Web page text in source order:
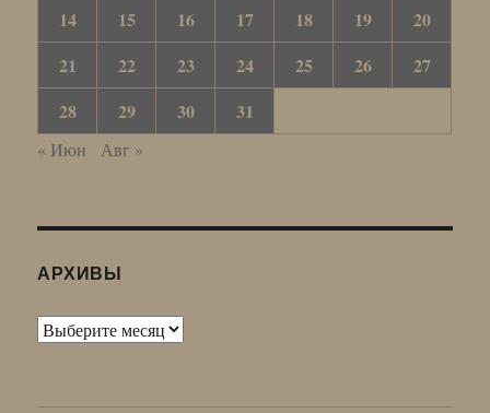
14
15 16 17 18 19
20
21
22 23 24 25 26
27
28
29 30 31
« Июн Авг »
АРХИВЫ
Архивы